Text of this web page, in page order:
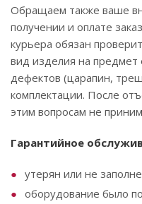
Обращаем также ваше
получении и оплате
курьера обязан
вид изделия на предмет
дефектов (царапин,
комплектации. После
этим вопросам не
Гарантийное
утерян или не
оборудование было